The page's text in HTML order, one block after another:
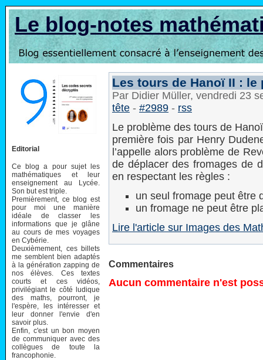
Le blog-notes
Editorial
Ce blog a pour sujet les
mathématiques et leur
enseignement au Lycée.
Son but est triple.
Premièrement, ce blog est
pour moi une manière
idéale de classer les
informations que je glâne
au cours de mes voyages
en Cybérie.
Deuxièmement, ces billets
me semblent bien adaptés
à la génération zapping de
nos élèves. Ces textes
courts et ces vidéos,
privilégiant le côté ludique
des maths, pourront, je
l'espère, les intéresser et
leur donner l'envie d'en
savoir plus.
Enfin, c'est un bon moyen
de communiquer avec des
collègues de toute la
francophonie.
Les tours de Hanoï II :
Par Didier Müller, vendredi 23
tête - #2989 - rss
Le problème des tours de
première fois par Henry
l’appelle alors problème de
de déplacer des fromages de
en respectant les règles :
un seul fromage peut être
un fromage ne peut être
Lire l'article sur Images des
Commentaires
Aucun commentaire n'est